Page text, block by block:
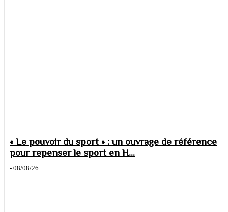
« Le pouvoir du sport » : un ouvrage de référence
pour repenser le sport en H...
- 08/08/26